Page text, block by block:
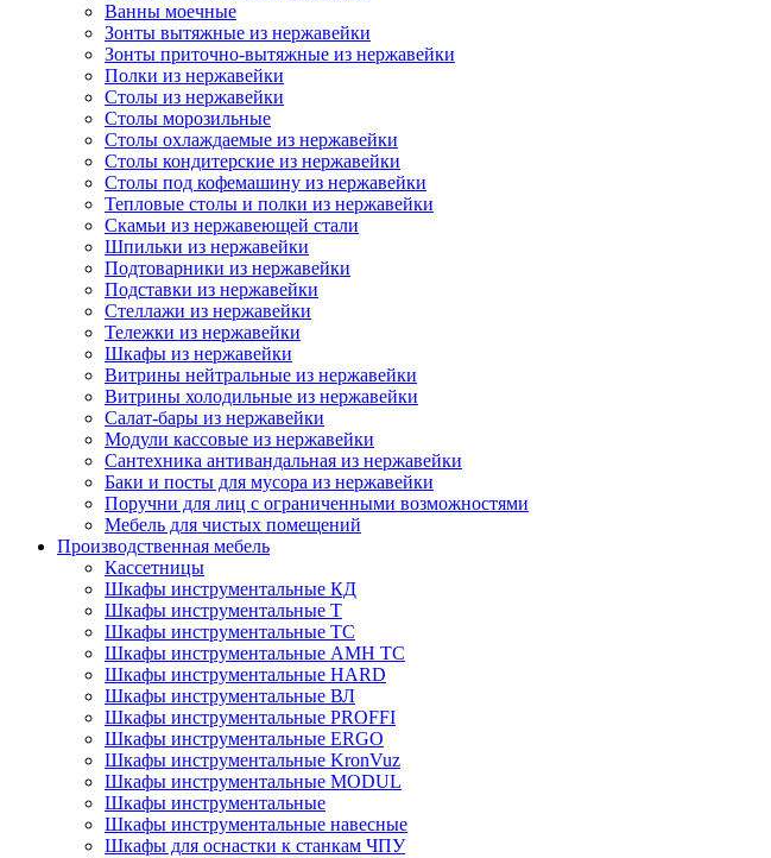
Ванны моечные
Зонты вытяжные из нержавейки
Зонты приточно-вытяжные из нержавейки
Полки из нержавейки
Столы из нержавейки
Столы морозильные
Столы охлаждаемые из нержавейки
Столы кондитерские из нержавейки
Столы под кофемашину из нержавейки
Тепловые столы и полки из нержавейки
Скамьи из нержавеющей стали
Шпильки из нержавейки
Подтоварники из нержавейки
Подставки из нержавейки
Стеллажи из нержавейки
Тележки из нержавейки
Шкафы из нержавейки
Витрины нейтральные из нержавейки
Витрины холодильные из нержавейки
Салат-бары из нержавейки
Модули кассовые из нержавейки
Сантехника антивандальная из нержавейки
Баки и посты для мусора из нержавейки
Поручни для лиц с ограниченными возможностями
Мебель для чистых помещений
Производственная мебель
Кассетницы
Шкафы инструментальные КД
Шкафы инструментальные Т
Шкафы инструментальные ТС
Шкафы инструментальные AMH TC
Шкафы инструментальные HARD
Шкафы инструментальные ВЛ
Шкафы инструментальные PROFFI
Шкафы инструментальные ERGO
Шкафы инструментальные KronVuz
Шкафы инструментальные MODUL
Шкафы инструментальные
Шкафы инструментальные навесные
Шкафы для оснастки к станкам ЧПУ